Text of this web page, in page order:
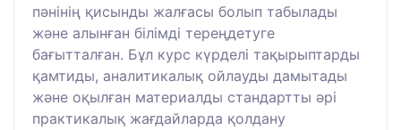
пәнінің қисынды жалғасы болып табылады
және алынған білімді тереңдетуге
бағытталған. Бұл курс күрделі тақырыптарды
қамтиды, аналитикалық ойлауды дамытады
және оқылған материалды стандартты әрі
практикалық жағдайларда қолдану